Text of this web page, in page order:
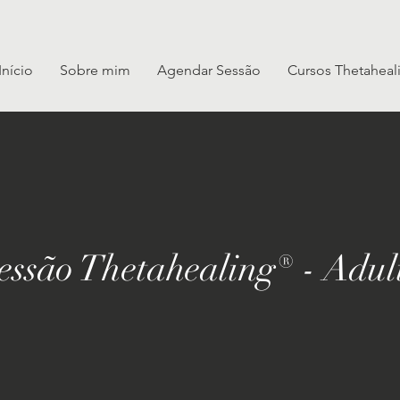
Sobre mim Agendar Sessão Cursos
Thetahealing® -